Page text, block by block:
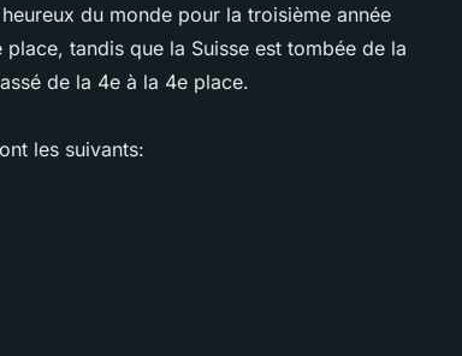
du monde pour la troisième année
tandis que la Suisse est tombée de la
de la 4e à la 4e place.
les suivants: